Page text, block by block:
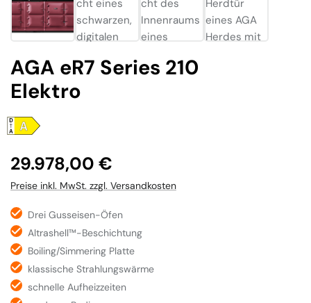
AGA eR7 Series 210
Elektro
Regulärer Preis:
29.978,00 €
Preise inkl. MwSt. zzgl. Versandkosten
Drei Gusseisen-Öfen
Altrashell™-Beschichtung
Boiling/Simmering Platte
klassische Strahlungswärme
schnelle Aufheizzeiten